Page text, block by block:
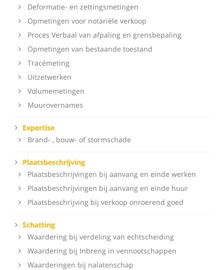
Deformatie- en zettingsmetingen
Opmetingen voor notariële verkoop
Proces Verbaal van afpaling en grensbepaling
Opmetingen van bestaande toestand
Tracémeting
Uitzetwerken
Volumemetingen
Muurovernames
Expertise
Brand- , bouw- of stormschade
Plaatsbeschrijving
Plaatsbeschrijvingen bij aanvang en einde werken
Plaatsbeschrijvingen bij aanvang en einde huur
Plaatsbeschrijving bij verkoop onroerend goed
Schatting
Waardering bij verdeling van echtscheiding
Waardering bij Inbreng in vennootschappen
Waarderingen bij nalatenschap